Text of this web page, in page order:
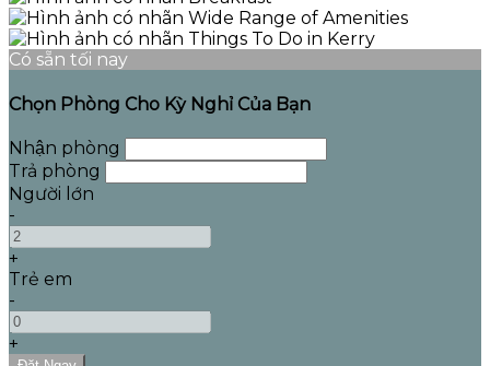
Có sẵn tối nay
Chọn Phòng Cho Kỳ Nghỉ Của Bạn
Nhận phòng
Trả phòng
Người lớn
-
+
Trẻ em
-
+